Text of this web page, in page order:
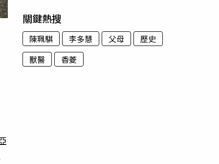
關鍵熱搜
陳珮騏 李多慧 父母
歷史
獸醫
香菱